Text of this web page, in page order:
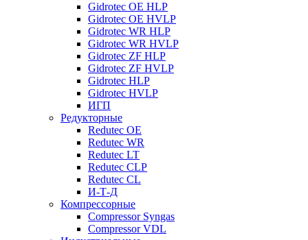
Gidrotec OE HLP
Gidrotec OE HVLP
Gidrotec WR HLP
Gidrotec WR HVLP
Gidrotec ZF HLP
Gidrotec ZF HVLP
Gidrotec HLP
Gidrotec HVLP
ИГП
Редукторные
Redutec OE
Redutec WR
Redutec LT
Redutec CLP
Redutec CL
И-Т-Д
Компрессорные
Compressor Syngas
Compressor VDL